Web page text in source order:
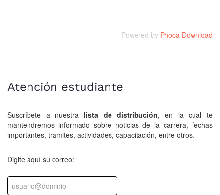
Powered by Phoca Download
Atención estudiante
Suscríbete a nuestra lista de distribución, en la cual te
mantendremos informado sobre noticias de la carrera, fechas
importantes, trámites, actividades, capacitación, entre otros.
Digite aquí su correo: